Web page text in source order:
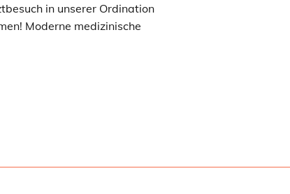
in unserer Ordination
Moderne medizinische